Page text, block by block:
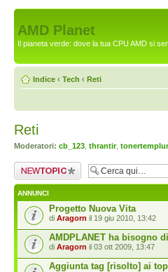
AMD Planet
Il pianeta verde: dove la tua CPU AMD si
Indice ‹ Tech ‹ Reti
Reti
Moderatori: cb_123 thrantir,
Scrivi un nuovo
argomento
ANNUNCI
Progetto Nuova Vita
di Aragorn il 19 giu 2010, 13:42
AMDPLANET ha bisogno
di Aragorn il 03 ott 2009, 13:47
Aggiunta tag [risolto] ai